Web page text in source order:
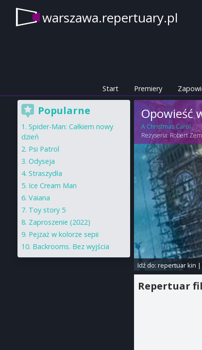
warszawa.repertuary.pl
Start Premiery
Opowieść
A Christmas Carol
Reżyseria: Robert
Idź do: repertuar kin |
Repertuar
Popularne
Spider-Man: Całkiem nowy
dzień
Psi Patrol
Odyseja
Straszydła
Ice Cream Man
Vaiana
Toy story 5
Zaproszenie (2022)
Pejzaż w kolorze sepii
Backrooms. Bez wyjścia